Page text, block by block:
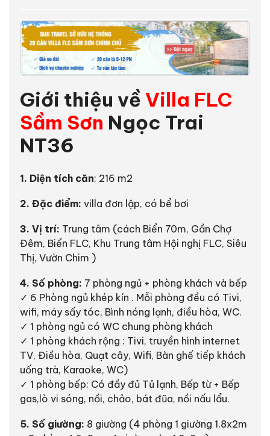
Giới thiệu về Villa FLC
Sầm Sơn Ngọc Trai
NT36
1. Diện tích căn: 216 m2
2. Đặc điểm: villa đơn lập, có bể bơi
3. Vị trí: Trung tâm (cách Biển 70m, Gần Chợ
Đêm, Biển FLC, Khu Trung tâm Hội nghị FLC, Siêu
Thị, Vườn Chim )
4. Số phòng: 7 phòng ngủ + phòng khách và bếp
✓ 6 Phòng ngủ khép kín . Mỗi phòng đều có Tivi,
wifi, máy sấy tóc, Bình nóng lạnh, điều hòa, WC.
✓ 1 phòng ngủ có WC chung phòng khách
✓ 1 phòng khách rộng : Tivi, truyền hình internet
TV, Điều hòa, Quạt cây, Wifi, Bàn ghế tiếp khách
uống trà, Karaoke, WC)
✓ 1 phòng bếp: Có đầy đủ Tủ lạnh, Bếp từ + Bếp
gas,lò vi sóng, nồi, chảo, bát đũa, nồi nấu lẩu.
5. Số giường: 8 giường (4 phòng 1 giường 1.8x2m